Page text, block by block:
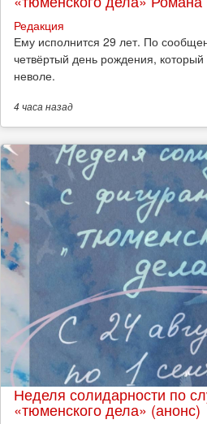
Редакция
Ему исполнится 29 лет. По
четвёртый день рождения, который
неволе.
4 часаназад
Неделя солидарности по
«тюменского дела» (анонс)